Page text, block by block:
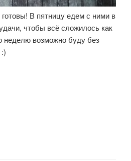
В пятницу едем с ними в
чтобы всё сложилось как
возможно буду без